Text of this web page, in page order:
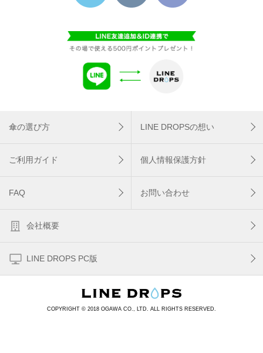
傘の選び方 LINE DROPSの想い
ご利用ガイド 個人情報保護方針
FAQ お問い合わせ
会社概要
LINE DROPS PC版
COPYRIGHT © 2018 OGAWA CO., LTD. ALL RIGHTS RESERVED.